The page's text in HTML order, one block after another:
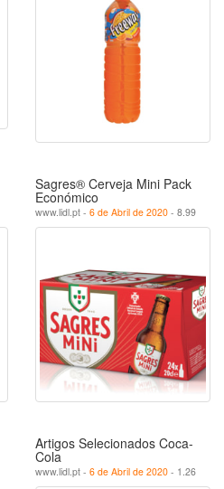
Sagres® Cerveja Mini Pack
Económico
www.lidl.pt - 6 de Abril de 2020 - 8.99
Artigos Selecionados Coca-
Cola
www.lidl.pt - 6 de Abril de 2020 - 1.26